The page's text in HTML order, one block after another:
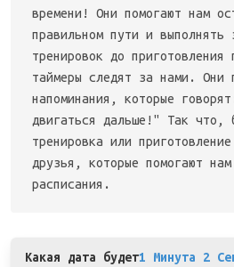
времени! Они помогают нам
правильном пути и выполнять
тренировок до
таймеры следят за нами. Они
напоминания, которые
двигаться дальше!" Так что,
тренировка или
друзья, которые помогают нам
расписания.
Какая дата будет1 Минута 2